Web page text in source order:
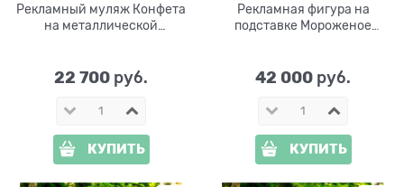
Рекламный муляж Конфета
на металлической
22 700 руб.
КУПИТЬ
Рекламная фигура на
подставке Мороженое
42 000 руб.
КУПИТЬ